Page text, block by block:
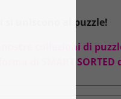
si uniscono al puzzle!
collezioni di
di SMART SORTED